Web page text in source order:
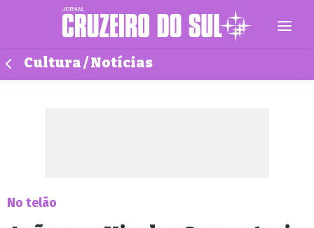
Cultura / Notícias
No telão